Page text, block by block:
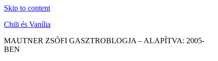
Skip to content
Chili és Vanília
MAUTNER ZSÓFI GASZTROBLOGJA – ALAPÍTVA: 2005-
BEN